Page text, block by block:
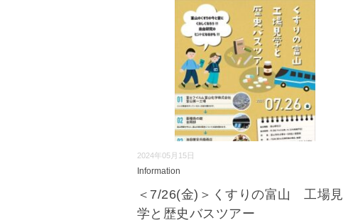
2024年05月15日
Information
＜7/26(金)＞くすりの富山 工場見
学と歴史バスツアー